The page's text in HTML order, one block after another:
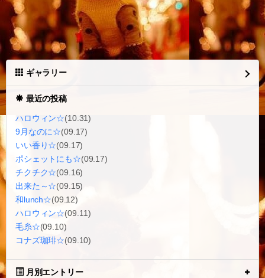
ギャラリー
最近の投稿
ハロウィン☆(10.31)
9月なのに☆(09.17)
いい香り☆(09.17)
ポシェットにも☆(09.17)
チクチク☆(09.16)
出来た～☆(09.15)
和lunch☆(09.12)
ハロウィン☆(09.11)
毛糸☆(09.10)
コナズ珈琲☆(09.10)
月別エントリー